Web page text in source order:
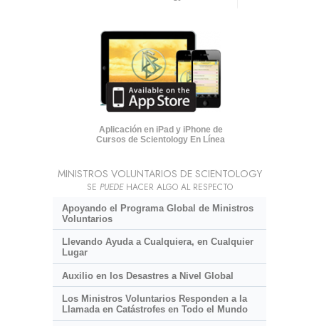
Aplicación en iPad y iPhone de
Cursos de Scientology En Línea
MINISTROS VOLUNTARIOS DE SCIENTOLOGY
SE PUEDEHACER ALGO AL RESPECTO
Apoyando el Programa Global de Ministros
Voluntarios
Llevando Ayuda a Cualquiera, en Cualquier
Lugar
Auxilio en los Desastres a Nivel Global
Los Ministros Voluntarios Responden a la
Llamada en Catástrofes en Todo el Mundo